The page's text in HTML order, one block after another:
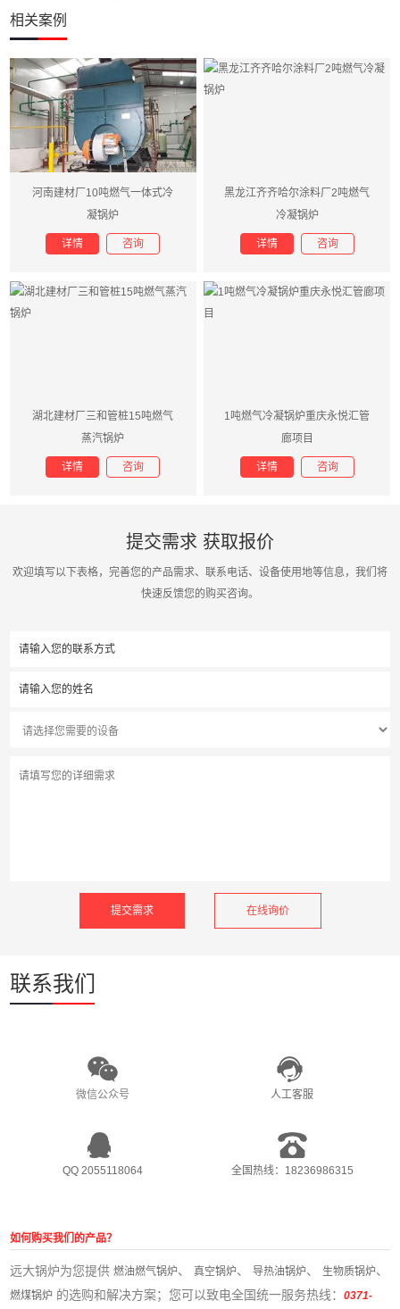
相关案例
河南建材厂10吨燃气一体式冷
凝锅炉
详情 咨询
黑龙江齐齐哈尔涂料厂2吨燃气
冷凝锅炉
详情 咨询
湖北建材厂三和管桩15吨燃气
蒸汽锅炉
详情 咨询
1吨燃气冷凝锅炉重庆永悦汇管
廊项目
详情 咨询
提交需求 获取报价
欢迎填写以下表格，完善您的产品需求、联系电话、设备使用地等信息，我们将
快速反馈您的购买咨询。
在线询价
联系我们
微信公众号 人工客服
QQ 2055118064 全国热线：18236986315
如何购买我们的产品？
远大锅炉为您提供燃油燃气锅炉、真空锅炉、导热油锅炉、 生物质锅炉、
燃煤锅炉 的选购和解决方案；您可以致电全国统一服务热线：0371-